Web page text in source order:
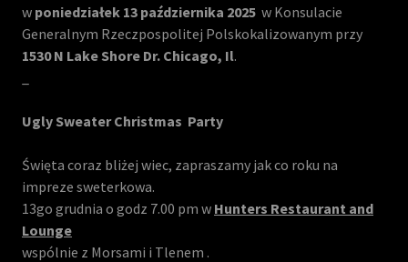
w poniedziałek 13 października 2025 w Konsulacie
Generalnym Rzeczpospolitej Polskokalizowanym przy
1530 N Lake Shore Dr. Chicago, Il.
Ugly Sweater Christmas Party
Święta coraz bliżej wiec, zapraszamy jak co roku na
impreze sweterkowa.
13go grudnia o godz 7.00 pm w Hunters Restaurant and
Lounge
wspólnie z Morsami i Tlenem .